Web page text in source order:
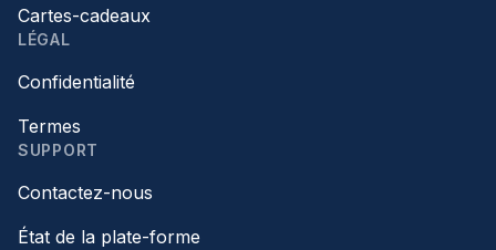
Cartes-cadeaux
LÉGAL
Confidentialité
Termes
SUPPORT
Contactez-nous
État de la plate-forme